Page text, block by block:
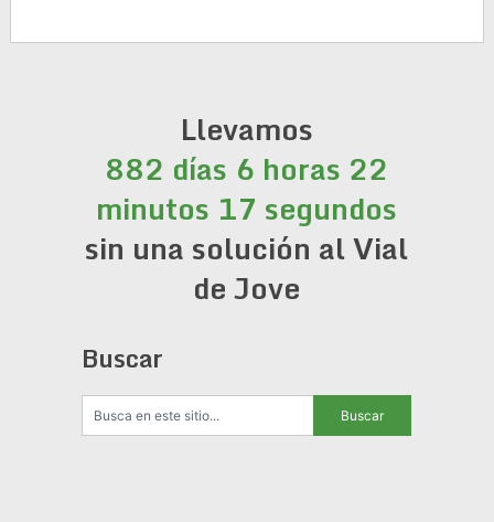
Llevamos
882 días 6 horas 22
minutos 17 segundos
sin una solución al Vial
de Jove
Buscar